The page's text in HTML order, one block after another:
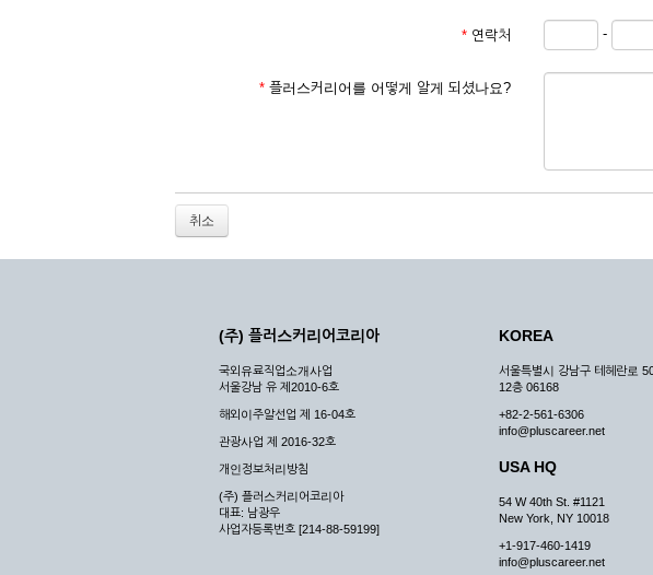
③ 회사는 아래의 각 호에 해당하는 이용자에 대하여는 가입을 거절하거
2. 개인정보를 허위로 기재하여 신청할 경우
8. 기타 회사가 정한 제반 사항을 위반하며 신청하는 경우
② 시스템 점검, 교체 및 고장, 기술적인 이유, 국가비상사태, 정전, 서비
③ 기타 회사는 서비스를 제공할 수 없는 합당한 사유가 발생한 경우
④ 회사는 제 2항 및 제 3항의 사유로 서비스의 제공이 일시적으로 중
제3장 권리 및 의무
제6조 (회사의 의무)
① 회사는 특별한 사정이 없는 한 이용자가 신청한 후 즉시 서비스를 이
② 회사는 이용자의 개인 신상 정보를 본인의 승낙 없이 타인에게 누설,
* 연락처 -
* 플러스커리어를 어떻게 알게 되셨나요?
취소
(주) 플러스커리어코리아
국외유료직업소개사업
서울강남 유 제2010-6호
해외이주알선업 제 16-04호
관광사업 제 2016-32호
개인정보처리방침
(주) 플러스커리어코리아
대표: 남광우
사업자등록번호 [214-88-59199]
KOREA
서울특별시 강남구 테헤란로
12층 06168
+82-2-561-6306
info@pluscareer.net
USA HQ
54 W 40th St. #1121
New York, NY 10018
+1-917-460-1419
info@pluscareer.net